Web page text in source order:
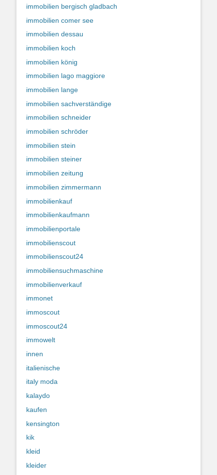
immobilien bergisch gladbach
immobilien comer see
immobilien dessau
immobilien koch
immobilien könig
immobilien lago maggiore
immobilien lange
immobilien sachverständige
immobilien schneider
immobilien schröder
immobilien stein
immobilien steiner
immobilien zeitung
immobilien zimmermann
immobilienkauf
immobilienkaufmann
immobilienportale
immobilienscout
immobilienscout24
immobiliensuchmaschine
immobilienverkauf
immonet
immoscout
immoscout24
immowelt
innen
italienische
italy moda
kalaydo
kaufen
kensington
kik
kleid
kleider